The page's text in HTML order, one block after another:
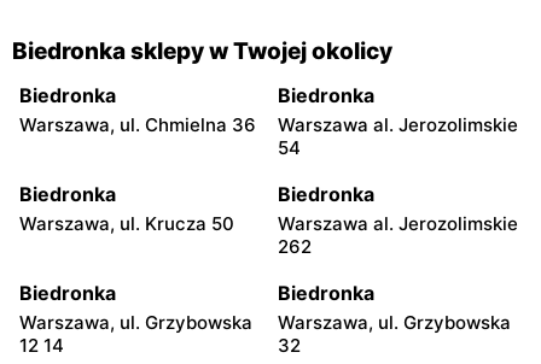
Biedronka sklepy w Twojej okolicy
Biedronka
Warszawa, ul. Chmielna 36
Biedronka
Warszawa al. Jerozolimskie
54
Biedronka
Warszawa, ul. Krucza 50
Biedronka
Warszawa al. Jerozolimskie
262
Biedronka
Warszawa, ul. Grzybowska
12 14
Biedronka
Warszawa, ul. Grzybowska
32